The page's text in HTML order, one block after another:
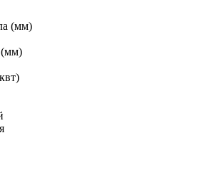
(мм)
(мм)